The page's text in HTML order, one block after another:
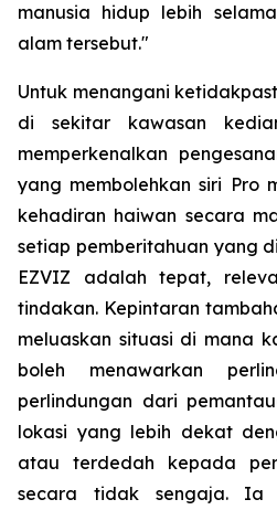
manusia hidup lebih
alam tersebut."
Untuk menangani
di sekitar kawasan
memperkenalkan
yang membolehkan siri Pro
kehadiran haiwan secara
setiap pemberitahuan yang
EZVIZ adalah tepat,
tindakan. Kepintaran
meluaskan situasi di mana
boleh menawarkan
perlindungan dari
lokasi yang lebih dekat
atau terdedah kepada
secara tidak sengaja. Ia